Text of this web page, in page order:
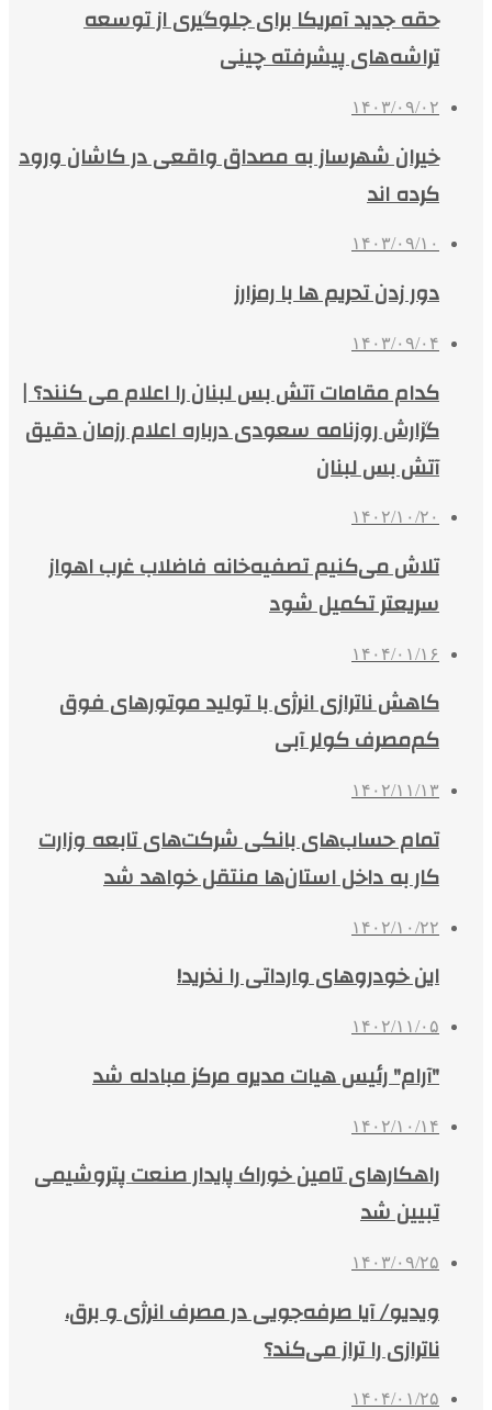
حقه جدید آمریکا برای جلوگیری از توسعه
تراشه‌های پیشرفته چینی
۱۴۰۳/۰۹/۰۲
خیران شهرساز به مصداق واقعی در کاشان ورود
کرده اند
۱۴۰۳/۰۹/۱۰
دور زدن تحریم ها با رمزارز
۱۴۰۳/۰۹/۰۴
کدام مقامات آتش بس لبنان را اعلام می کنند؟ |
گزارش روزنامه سعودی درباره اعلام رزمان دقیق
آتش بس لبنان
۱۴۰۲/۱۰/۲۰
تلاش می‌کنیم تصفیه‌خانه فاضلاب غرب اهواز
سریعتر تکمیل شود
۱۴۰۴/۰۱/۱۶
کاهش ناترازی انرژی با تولید موتورهای فوق
کم‌مصرف کولر آبی
۱۴۰۲/۱۱/۱۳
تمام حساب‌های بانکی شرکت‌های تابعه وزارت
کار به داخل استان‌ها منتقل خواهد شد
۱۴۰۲/۱۰/۲۲
این خودروهای وارداتی را نخرید!
۱۴۰۲/۱۱/۰۵
"آرام" رئیس هیات مدیره مرکز مبادله شد
۱۴۰۲/۱۰/۱۴
راهکارهای تامین خوراک پایدار صنعت پتروشیمی
تبیین شد
۱۴۰۳/۰۹/۲۵
ویدیو/ آیا صرفه‌جویی در مصرف انرژی و برق،
ناترازی را تراز می‌کند؟
۱۴۰۴/۰۱/۲۵